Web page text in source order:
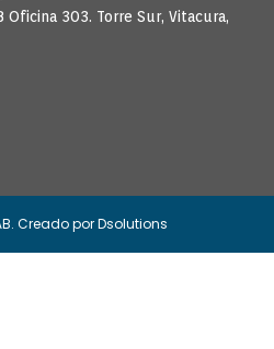
303. Torre Sur, Vitacura,
Creado por Dsolutions